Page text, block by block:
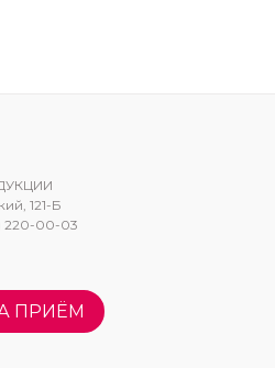
121-Б
220-00-03
ПРИЁМ